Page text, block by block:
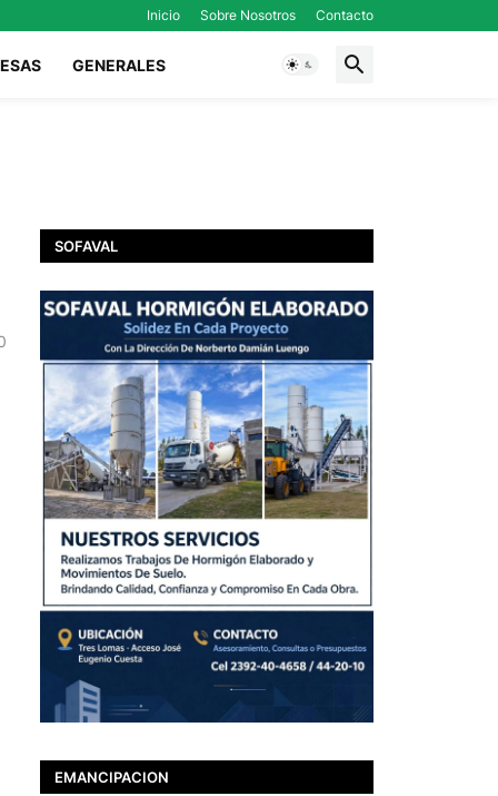
Inicio Sobre Nosotros Contacto
GENERALES
SOFAVAL
EMANCIPACION